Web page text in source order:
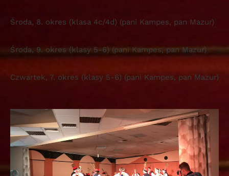
Środa, 8. okres (klasa 4c/4d) (pani Kampes, pan Mazur)
Środa, 9. okres (klasy 5-6) (pani Kampes, pan Mazur)
Czwartek, 7. okres (klasy 5-6) (pani Kampes, pan Mazur)